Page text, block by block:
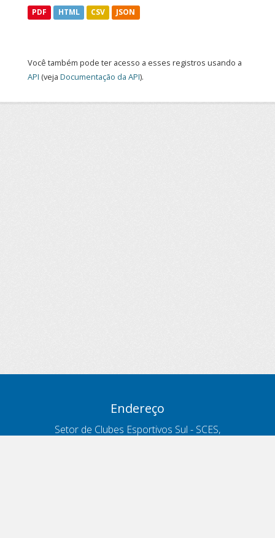
PDF HTML CSV JSON
Você também pode ter acesso a esses registros usando a
API (veja Documentação da API).
Endereço
Setor de Clubes Esportivos Sul - SCES,